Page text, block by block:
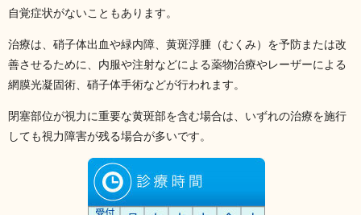
自覚症状がないこともあります。
治療は、硝子体出血や緑内障、黄斑浮腫（むくみ）を予防または改
善させるために、内服や注射などによる薬物治療やレーザーによる
網膜光凝固術、硝子体手術などが行われます。
閉塞部位が視力に重要な黄斑部を含む場合は、いずれの治療を施行
しても視力障害が残る場合が多いです。